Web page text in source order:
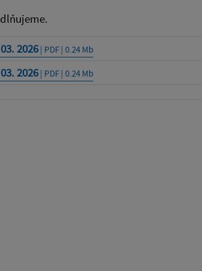
2026| PDF | 0.24 Mb
2026| PDF | 0.24 Mb